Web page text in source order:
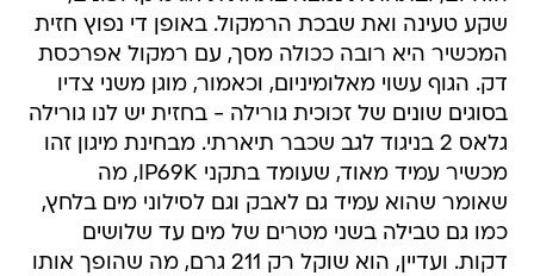
שקע טעינה ואת שבכת הרמקול. באופן די נפוץ חזית
המכשיר היא רובה ככולה מסך, עם רמקול אפרכסת
דק. הגוף עשוי מאלומיניום, וכאמור, מוגן משני צדיו
בסוגים שונים של זכוכית גורילה - בחזית יש לנו גורילה
גלאס 2 בניגוד לגב שכבר תיארתי. מבחינת מיגון זהו
מכשיר עמיד מאוד, שעומד בתקני IP69K, מה
שאומר שהוא עמיד גם לאבק וגם לסילוני מים בלחץ,
כמו גם טבילה בשני מטרים של מים עד שלושים
דקות. ועדיין, הוא שוקל רק 211 גרם, מה שהופך אותו